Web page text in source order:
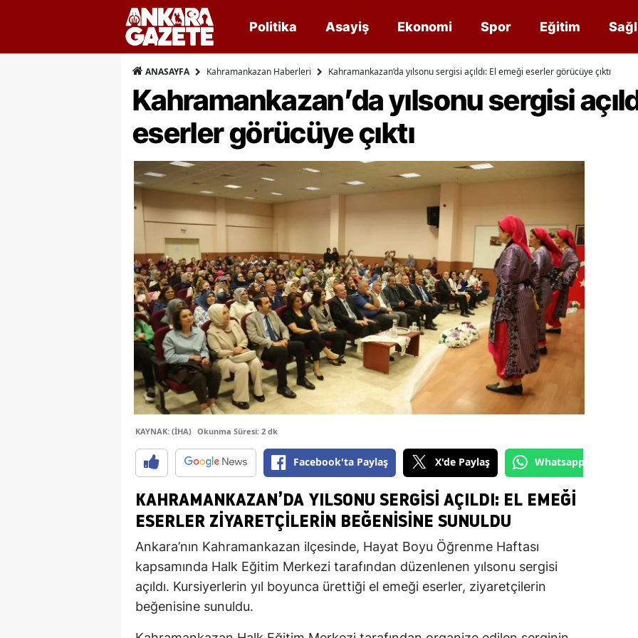
Politika Asayiş Ekonomi Spor Eğitim
ANASAYFA Kahramankazan Haberleri Kahramankazan’da yılsonu sergisi açıldı: El emeği eserler görücüye çıktı
Kahramankazan’da yılsonu sergisi
eserler görücüye çıktı
KAYNAK: (İHA) Okunma Süresi: 2 dk
Facebook'ta Paylaş X'de Paylaş Whatsapp'tan
KAHRAMANKAZAN’DA YILSONU SERGISI AÇILDI: EL EMEĞI
ESERLER ZIYARETÇILERIN BEĞENISINE SUNULDU
Ankara’nın Kahramankazan ilçesinde, Hayat Boyu Öğrenme Haftası
kapsamında Halk Eğitim Merkezi tarafından düzenlenen yılsonu sergisi
açıldı. Kursiyerlerin yıl boyunca ürettiği el emeği eserler, ziyaretçilerin
beğenisine sunuldu.